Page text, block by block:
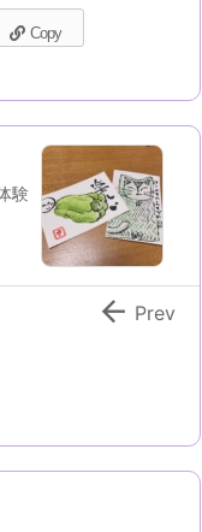
Copy
験
 Prev